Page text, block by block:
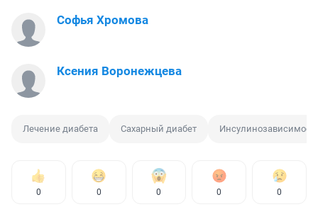
Софья Хромова
Ксения Воронежцева
Лечение диабета Сахарный диабет
0 0 0 0 0